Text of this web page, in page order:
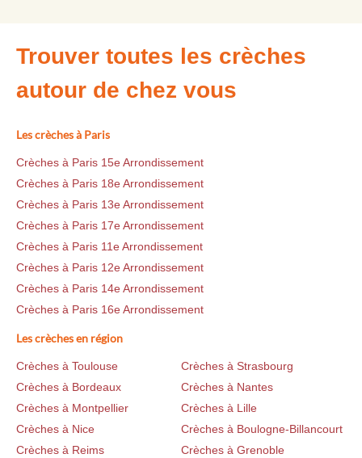
Trouver toutes les crèches
autour de chez vous
Les crèches à Paris
Crèches à Paris 15e Arrondissement
Crèches à Paris 18e Arrondissement
Crèches à Paris 13e Arrondissement
Crèches à Paris 17e Arrondissement
Crèches à Paris 11e Arrondissement
Crèches à Paris 12e Arrondissement
Crèches à Paris 14e Arrondissement
Crèches à Paris 16e Arrondissement
Les crèches en région
Crèches à Toulouse
Crèches à Strasbourg
Crèches à Bordeaux
Crèches à Nantes
Crèches à Montpellier
Crèches à Lille
Crèches à Nice
Crèches à Boulogne-Billancourt
Crèches à Reims
Crèches à Grenoble